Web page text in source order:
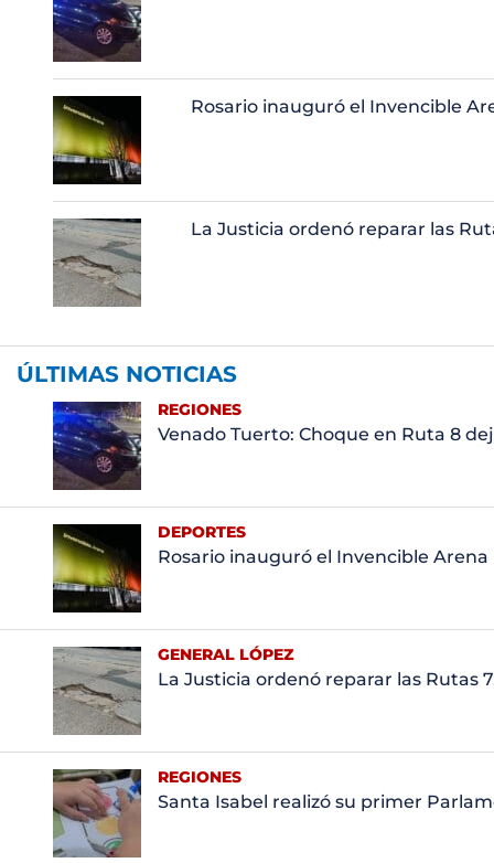
Rosario inauguró el Invencible
La Justicia ordenó reparar las
ÚLTIMAS NOTICIAS
REGIONES
Venado Tuerto: Choque en Ruta 8
DEPORTES
Rosario inauguró el Invencible Arena
GENERAL LÓPEZ
La Justicia ordenó reparar las Rutas
REGIONES
Santa Isabel realizó su primer